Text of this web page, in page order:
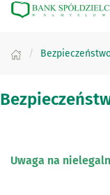
Uwaga na